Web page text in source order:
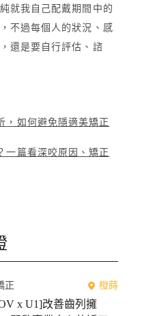
就我自己配戴期間中的
不過每個人的狀況、感
還是要自行評估、諮
，如何避免隱適美矯正
一篇看深咬原因、矯正
正 橙蒔
x U1]改善齒列擁